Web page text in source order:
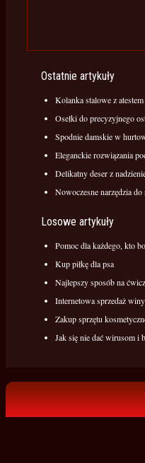
Ostatnie artykuły
Kolanka stalowe z
Osełki do precyzyjnego
Spodnie damskie w
Eleganckie rozwiązania
Delikatny deser z
Nowoczesne narzędzia
Losowe artykuły
Pomoc dla każdego, kto
Kup piłkę dla psa
Najlepszy sposób na
Internetowa sprzedaż
Zakup sprzętu
Jak się nie dać wirusom i